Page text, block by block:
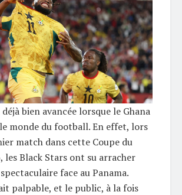
bien avancée lorsque le Ghana
monde du football. En effet, lors
match dans cette Coupe du
les Black Stars ont su arracher
face au Panama.
palpable, et le public, à la fois